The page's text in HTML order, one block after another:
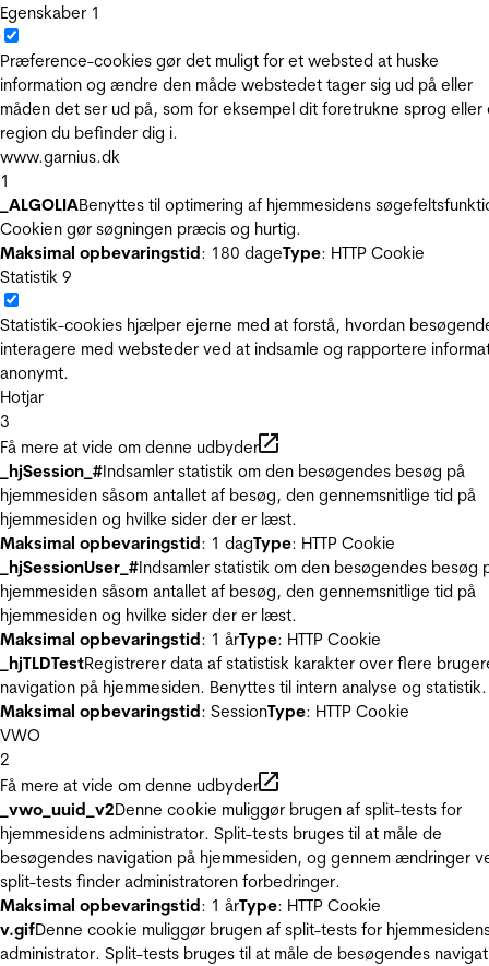
Egenskaber 1
Præference-cookies gør det muligt for et websted at huske
information og ændre den måde webstedet tager sig ud på eller
måden det ser ud på, som for eksempel dit foretrukne sprog eller
region du befinder dig i.
www.garnius.dk
1
_ALGOLIABenyttes til optimering af hjemmesidens
Cookien gør søgningen præcis og hurtig.
Maksimal opbevaringstid: 180 dageType: HTTP Cookie
Statistik 9
Statistik-cookies hjælper ejerne med at forstå, hvordan
interagere med websteder ved at indsamle og rapportere
anonymt.
Hotjar
3
Få mere at vide om denne udbyder
_hjSession_#Indsamler statistik om den besøgendes besøg på
hjemmesiden såsom antallet af besøg, den gennemsnitlige tid på
hjemmesiden og hvilke sider der er læst.
Maksimal opbevaringstid: 1 dagType: HTTP Cookie
_hjSessionUser_#Indsamler statistik om den besøgendes besøg
hjemmesiden såsom antallet af besøg, den gennemsnitlige tid på
hjemmesiden og hvilke sider der er læst.
Maksimal opbevaringstid: 1 årType: HTTP Cookie
_hjTLDTestRegistrerer data af statistisk karakter over flere
navigation på hjemmesiden. Benyttes til intern analyse og statistik.
Maksimal opbevaringstid: SessionType: HTTP Cookie
VWO
2
Få mere at vide om denne udbyder
_vwo_uuid_v2Denne cookie muliggør brugen af split-tests for
hjemmesidens administrator. Split-tests bruges til at måle de
besøgendes navigation på hjemmesiden, og gennem ændringer
split-tests finder administratoren forbedringer.
Maksimal opbevaringstid: 1 årType: HTTP Cookie
v.gifDenne cookie muliggør brugen af split-tests for
administrator. Split-tests bruges til at måle de besøgendes